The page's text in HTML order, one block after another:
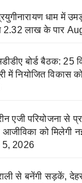
धाम में
2.32 लाख के पार
बोर्ड बैठक: 25
में नियोजित विकास
एजी परियोजना से
को मिलेगी
2026
से बनेंगी सड़कें,